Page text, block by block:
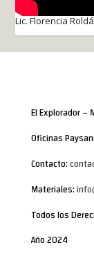
Lic. Florencia
El Explorador –
Oficinas
Contacto:
Materiales:
Todos los
Año 2024